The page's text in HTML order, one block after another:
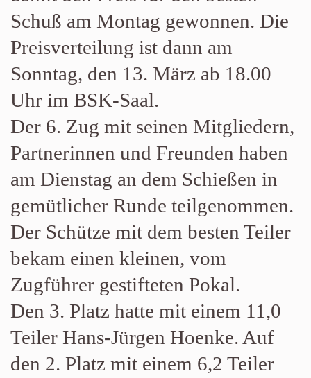
Schuß am Montag gewonnen. Die
Preisverteilung ist dann am
Sonntag, den 13. März ab 18.00
Uhr im BSK-Saal.
Der 6. Zug mit seinen Mitgliedern,
Partnerinnen und Freunden haben
am Dienstag an dem Schießen in
gemütlicher Runde teilgenommen.
Der Schütze mit dem besten Teiler
bekam einen kleinen, vom
Zugführer gestifteten Pokal.
Den 3. Platz hatte mit einem 11,0
Teiler Hans-Jürgen Hoenke. Auf
den 2. Platz mit einem 6,2 Teiler